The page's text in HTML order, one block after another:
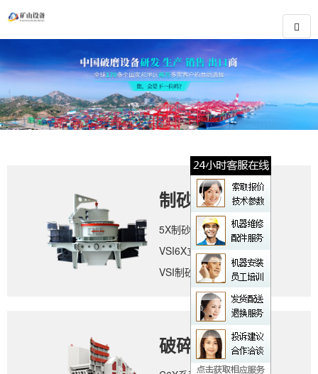
制砂设备
5X制砂机
VSI6X立轴冲击式破碎机
VSI制砂机
破碎设备